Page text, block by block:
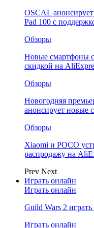
OSCAL
Pad 100 с
Обзоры
Новые смартфоны
скидкой на
Обзоры
Новогодняя
анонсирует новые
Обзоры
Xiaomi и POCO
распродажу на
Prev Next
Играть онлайн
Играть онлайн
Guild Wars 2
Играть онлайн